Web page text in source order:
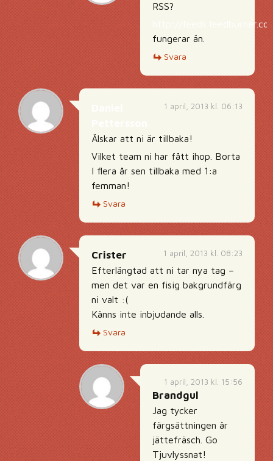
RSS?
http://
fungerar än.
Svara
1 april, 2013 kl. 06:13
Älskar att ni är tillbaka!
Vilket team ni har fått ihop. Borta
I flera år sen tillbaka med 1:a
femman!
Svara
1 april, 2013 kl. 08:23
Crister
Efterlängtad att ni tar nya tag –
men det var en fisig bakgrundfärg
ni valt :(
Känns inte inbjudande alls.
Svara
1 april, 2013 kl. 15:56
Brandgul
Jag tycker
färgsättningen är
jättefräsch. Go
Tjuvlyssnat!